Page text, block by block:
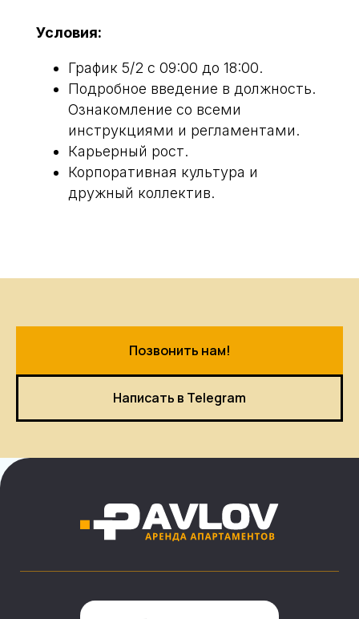
Условия:
График 5/2 с 09:00 до 18:00.
Подробное введение в должность.
Ознакомление со всеми
инструкциями и регламентами.
Карьерный рост.
Корпоративная культура и
дружный коллектив.
Позвонить нам!
Написать в Telegram
Управление недвижимостью
Вакансии
Политика конфиденциальности